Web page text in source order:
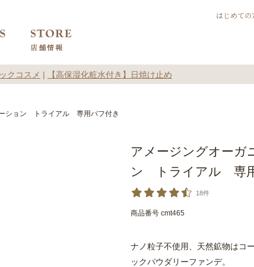
はじめての
クコスメ | 【高保湿化粧水付き】日焼け止め
ション トライアル 専用パフ付き
アメージングオーガ
ン トライアル 専
18件
商品番号 cmt465
ナノ粒子不使用、天然鉱物はコ
ックパウダリーファンデ。